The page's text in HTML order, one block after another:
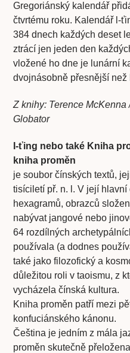
Gregoriánský kalendář
čtvrtému roku. Kalendář l-
384 dnech každých deset
ztrácí jen jeden den
vložené­ ho dne je lunární
dvojnásobně přesnější
Z knihy: Terence
Globator
I-ťing nebo také Kniha
kniha proměn
je soubor čínských textů,
tisíciletí př. n. l. V její
hexagramů, obrazců
nabývat jangové nebo
64 rozdílných
používala (a dodnes
také jako filozofický a
důležitou roli v taoismu, z
vycházela čínská kultura.
Kniha proměn patří mezi
konfuciánského kánonu.
Čeština je jedním z mála
proměn skutečně